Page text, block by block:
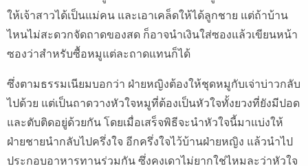
ให้เจ้าสาวได้เป็นแม่คน และเอาเคล็ดให้ได้ลูกชาย แต่ถ้าบ้าน
ไหนไม่สะดวกจัดถาดของสด ก็อาจนำเงินใส่ซองแล้วเขียนหน้า
ซองว่าสำหรับซื้อหมูแต่ละถาดแทนก็ได้
ซึ่งตามธรรมเนียมบอกว่า ฝ่ายหญิงต้องให้ชุดหมูกับเจ่าบ่าวกลับ
ไปด้วย แต่เป็นถาดวางหัวใจหมูที่ต้องเป็นหัวใจทั้งยวงที่ยังมีปอด
และตับติดอยู่ด้วยกัน โดยเมื่อเสร็จพิธีจะนำหัวใจนี้มาแบ่งให้
ฝ่ายชายนำกลับไปครึ่งใจ อีกครึ่งใจไว้บ้านฝ่ายหญิง แล้วนำไป
ประกอบอาหารทานร่วมกัน ซึ่งคงเดาไม่ยากใช่ไหมละว่าหัวใจ